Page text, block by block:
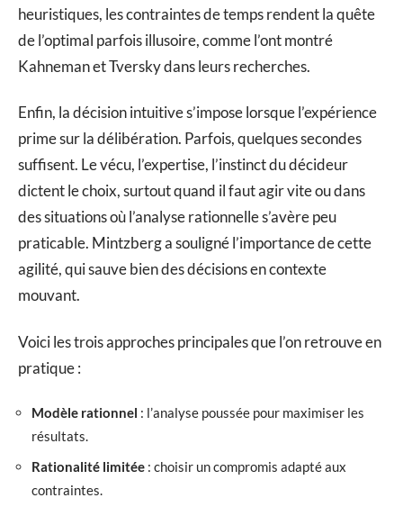
heuristiques, les contraintes de temps rendent la quête
de l’optimal parfois illusoire, comme l’ont montré
Kahneman et Tversky dans leurs recherches.
Enfin, la décision intuitive s’impose lorsque l’expérience
prime sur la délibération. Parfois, quelques secondes
suffisent. Le vécu, l’expertise, l’instinct du décideur
dictent le choix, surtout quand il faut agir vite ou dans
des situations où l’analyse rationnelle s’avère peu
praticable. Mintzberg a souligné l’importance de cette
agilité, qui sauve bien des décisions en contexte
mouvant.
Voici les trois approches principales que l’on retrouve en
pratique :
Modèle rationnel : l’analyse poussée pour maximiser les
résultats.
Rationalité limitée : choisir un compromis adapté aux
contraintes.